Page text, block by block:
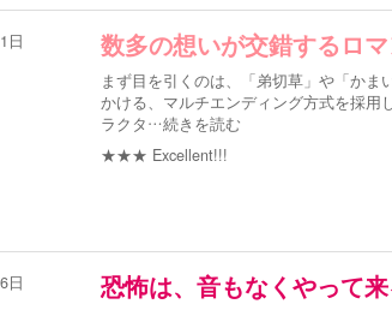
日 数多の想いが交錯するロ
まず目を引くのは、「弟切草」や「か
かける、マルチエンディング方式を採用
ラクタ…続きを読む
★★★ Excellent!!!
日 恐怖は、音もなくやって来